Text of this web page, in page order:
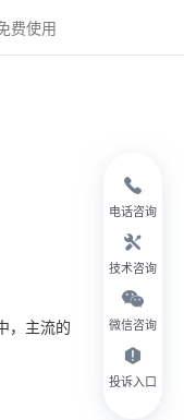
费使用
，主流的
电话咨询
技术咨询
微信咨询
投诉入口